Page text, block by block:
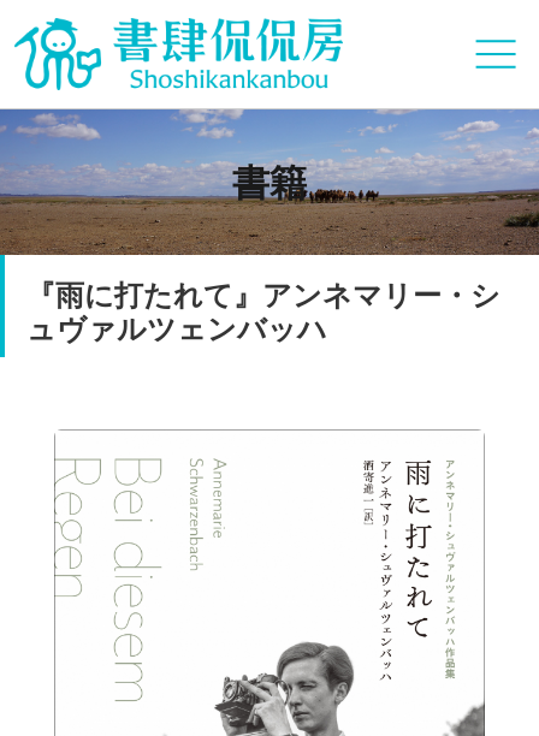
書籍
『雨に打たれて』アンネマリー・シ
ュヴァルツェンバッハ